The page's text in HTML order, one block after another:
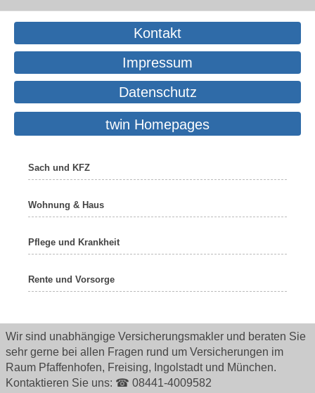
Kontakt
Impressum
Datenschutz
twin Homepages
Sach und KFZ
Wohnung & Haus
Pflege und Krankheit
Rente und Vorsorge
Wir sind unabhängige Versicherungsmakler und beraten Sie
sehr gerne bei allen Fragen rund um Versicherungen im
Raum Pfaffenhofen, Freising, Ingolstadt und München.
Kontaktieren Sie uns: ☎ 08441-4009582